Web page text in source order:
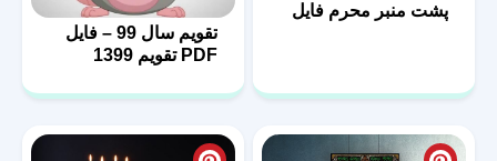
پشت منبر محرم فایل
تقویم سال 99 – فایل
PDF تقویم 1399